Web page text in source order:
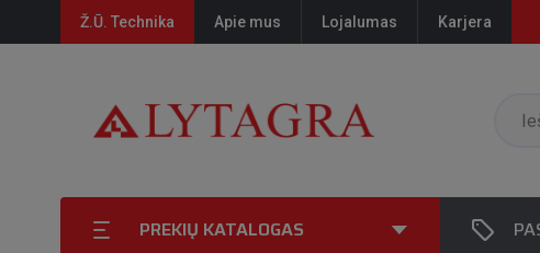
Ž.Ū. Technika Apie mus Lojalumas Karjera
PREKIŲ KATALOGAS